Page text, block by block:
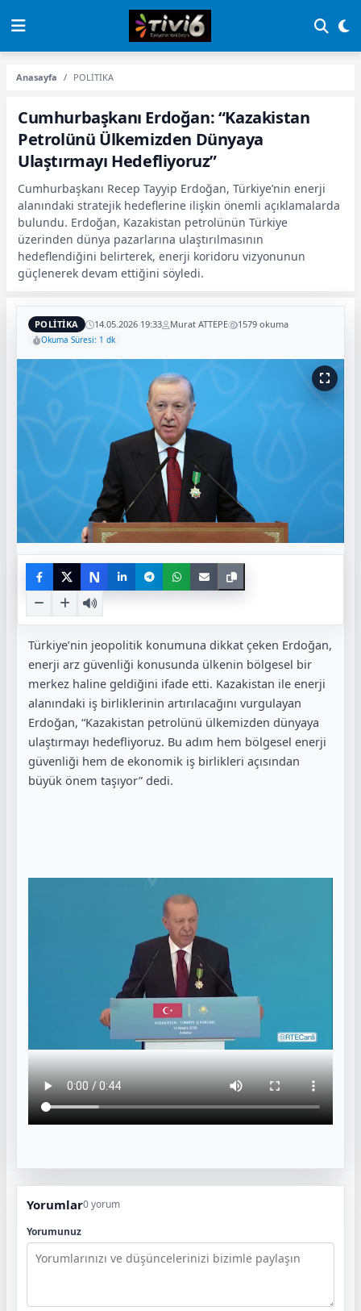
Anasayfa POLİTİKA
Cumhurbaşkanı Erdoğan: “Kazakistan
Petrolünü Ülkemizden Dünyaya
Ulaştırmayı Hedefliyoruz”
Cumhurbaşkanı Recep Tayyip Erdoğan, Türkiye’nin enerji
alanındaki stratejik hedeflerine ilişkin önemli açıklamalarda
bulundu. Erdoğan, Kazakistan petrolünün Türkiye
üzerinden dünya pazarlarına ulaştırılmasının
hedeflendiğini belirterek, enerji koridoru vizyonunun
güçlenerek devam ettiğini söyledi.
POLİTİKA 14.05.2026 19:33 Murat ATTEPE 1579 okuma
Okuma Süresi: 1 dk
N
Türkiye’nin jeopolitik konumuna dikkat çeken Erdoğan,
enerji arz güvenliği konusunda ülkenin bölgesel bir
merkez haline geldiğini ifade etti. Kazakistan ile enerji
alanındaki iş birliklerinin artırılacağını vurgulayan
Erdoğan, “Kazakistan petrolünü ülkemizden dünyaya
ulaştırmayı hedefliyoruz. Bu adım hem bölgesel enerji
güvenliği hem de ekonomik iş birlikleri açısından
büyük önem taşıyor” dedi.
Yorumlar0 yorum
Yorumunuz